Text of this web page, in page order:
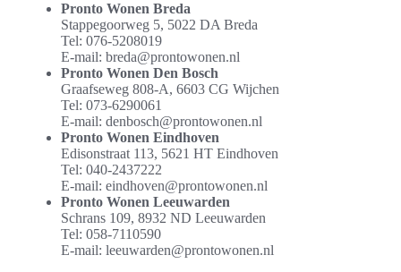
Pronto Wonen Breda
Stappegoorweg 5, 5022 DA Breda
Tel: 076-5208019
E-mail: breda@prontowonen.nl
Pronto Wonen Den Bosch
Graafseweg 808-A, 6603 CG Wijchen
Tel: 073-6290061
E-mail: denbosch@prontowonen.nl
Pronto Wonen Eindhoven
Edisonstraat 113, 5621 HT Eindhoven
Tel: 040-2437222
E-mail: eindhoven@prontowonen.nl
Pronto Wonen Leeuwarden
Schrans 109, 8932 ND Leeuwarden
Tel: 058-7110590
E-mail: leeuwarden@prontowonen.nl